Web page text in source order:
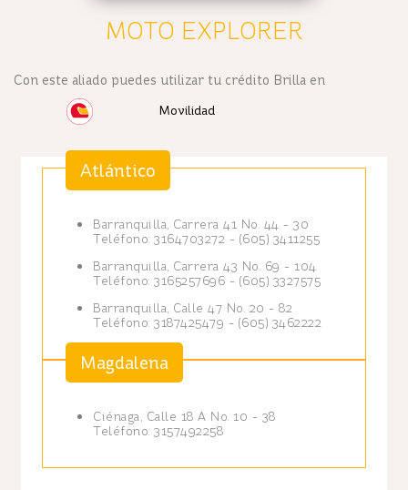
MOTO EXPLORER
Con este aliado puedes utilizar tu crédito Brilla en
Movilidad
Atlántico
Barranquilla, Carrera 41 No. 44 - 30
Teléfono: 3164703272 - (605) 3411255
Barranquilla, Carrera 43 No. 69 - 104
Teléfono: 3165257696 - (605) 3327575
Barranquilla, Calle 47 No. 20 - 82
Teléfono: 3187425479 - (605) 3462222
Magdalena
Ciénaga, Calle 18 A No. 10 - 38
Teléfono: 3157492258